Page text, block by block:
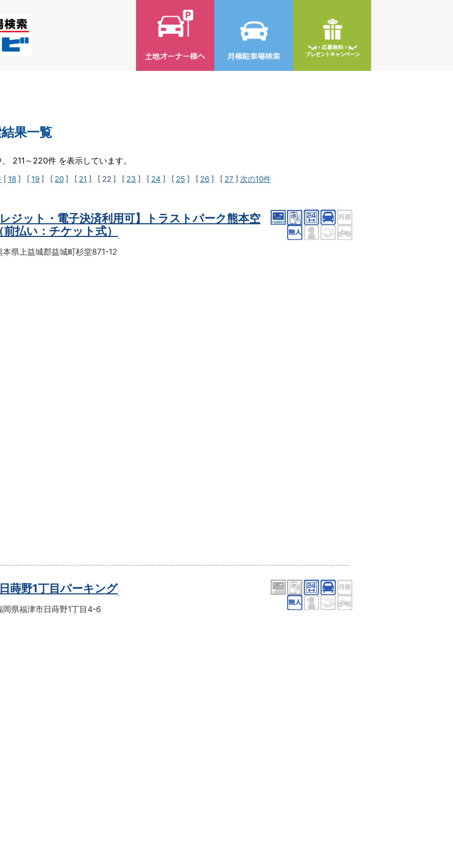
果一覧
211～220件 を表示しています。
[ 18 ] [ 19 ] [ 20 ] [ 21 ] [ 22 ] [ 23 ] [ 24 ] [ 25 ] [ 26 ] [ 27 ] 次の10件
レジット・電子決済利用可】トラストパーク熊本空
前払い：チケット式）
本県上益城郡益城町杉堂871-12
蒔野1丁目パーキング
岡県福津市日蒔野1丁目4-6